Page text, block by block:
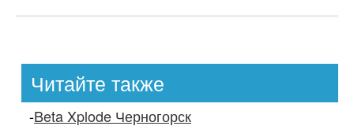
Читайте также
-Beta Xplode Черногорск